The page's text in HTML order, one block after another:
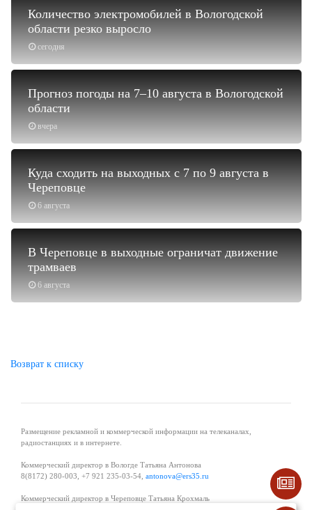
сегодня
Количество электромобилей в Вологодской
области резко выросло
вчера
Прогноз погоды на 7–10 августа в Вологодской
области
6 августа
Куда сходить на выходных с 7 по 9 августа в
Череповце
6 августа
В Череповце в выходные ограничат движение
трамваев
Возврат к списку
Размещение рекламной и коммерческой информации на телеканалах,
радиостанциях и в интернете.
Коммерческий директор в Вологде Татьяна Антонова
8(8172) 280-003, +7 921 235-03-54, antonova@ers35.ru
Коммерческий директор в Череповце Татьяна Крохмаль